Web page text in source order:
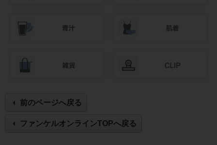
前のページへ戻る
ファンケルオンラインTOPへ戻る